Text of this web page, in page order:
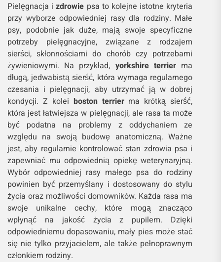
Pielęgnacja izdrowie psa to kolejne istotne kryteria
przy wyborze odpowiedniej rasy dla rodziny. Małe
psy, podobnie jak duże, mają swoje specyficzne
potrzeby pielęgnacyjne, związane z rodzajem
sierści, skłonnościami do chorób czy potrzebami
żywieniowymi. Na przykład, yorkshire terrierma
długą, jedwabistą sierść, która wymaga regularnego
czesania i pielęgnacji, aby utrzymać ją w dobrej
kondycji. Z kolei boston terrierma krótką sierść,
która jest łatwiejsza w pielęgnacji, ale rasa ta może
być podatna na problemy z oddychaniem ze
względu na swoją budowę anatomiczną. Ważne
jest, aby regularnie kontrolować stan zdrowia psa i
zapewniać mu odpowiednią opiekę weterynaryjną.
Wybór odpowiedniej rasy małego psa do rodziny
powinien być przemyślany i dostosowany do stylu
życia oraz możliwości domowników. Każda rasa ma
swoje unikalne cechy, które mogą znacząco
wpłynąć na jakość życia z pupilem. Dzięki
odpowiedniemu dopasowaniu, mały pies może stać
się nie tylko przyjacielem, ale także pełnoprawnym
członkiem rodziny.